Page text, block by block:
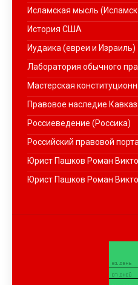
Исламская мысль
История США
Иудаика (евреи и Израиль)
Лаборатория обычного
Мастерская
Правовое наследие
Россиеведение (Россика)
Российский правовой
Юрист Пашков Роман
Юрист Пашков Роман